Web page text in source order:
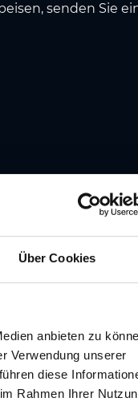
Über Cookies
anbieten zu
Verwendung unserer
diese
Rahmen Ihrer
senden Sie